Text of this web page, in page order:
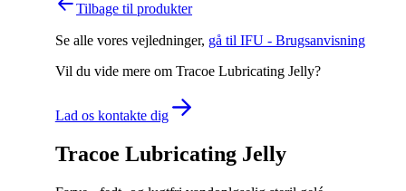
Tracoe Lubricating Jelly
Tilbage til produkter
Se alle vores vejledninger, gå til IFU - Brugsanvisning
Vil du vide mere om Tracoe Lubricating Jelly?
Lad os kontakte dig